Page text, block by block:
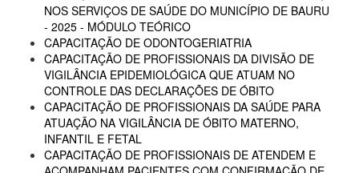
NOS SERVIÇOS DE SAÚDE DO MUNICÍPIO DE BAURU
- 2025 - MÓDULO TEÓRICO
CAPACITAÇÃO DE ODONTOGERIATRIA
CAPACITAÇÃO DE PROFISSIONAIS DA DIVISÃO DE
VIGILÂNCIA EPIDEMIOLÓGICA QUE ATUAM NO
CONTROLE DAS DECLARAÇÕES DE ÓBITO
CAPACITAÇÃO DE PROFISSIONAIS DA SAÚDE PARA
ATUAÇÃO NA VIGILÂNCIA DE ÓBITO MATERNO,
INFANTIL E FETAL
CAPACITAÇÃO DE PROFISSIONAIS DE ATENDEM E